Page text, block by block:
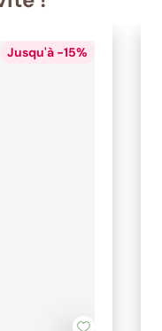
Jusqu'à -15%